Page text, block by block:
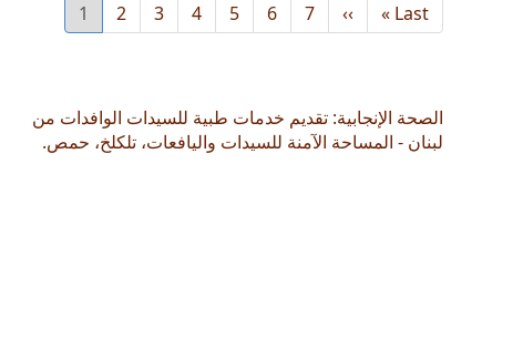
Current
page
1
الصفحة
2
الصفحة
3
الصفحة
4
الصفحة
5
الصفحة
6
الصفحة
7 Next
page
››
Last
page
Last »
الصحة الإنجابية: تقديم خدمات طبية للسيدات الوافدات من
لبنان - المساحة الآمنة للسيدات واليافعات، تلكلخ، حمص.